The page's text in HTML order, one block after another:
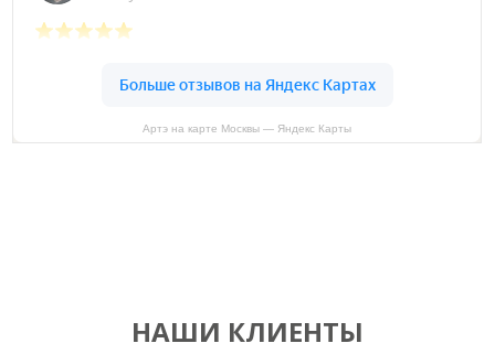
Артэ на карте Москвы — Яндекс Карты
НАШИ КЛИЕНТЫ